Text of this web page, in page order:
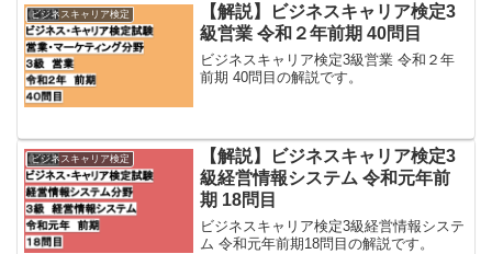
ビジネスキャリア検定
【解説】ビジネスキャリア検定3
級営業 令和２年前期 40問目
ビジネスキャリア検定3級営業 令和２年
前期 40問目の解説です。
ビジネスキャリア検定
【解説】ビジネスキャリア検定3
級経営情報システム 令和元年前
期 18問目
ビジネスキャリア検定3級経営情報システ
ム 令和元年前期18問目の解説です。